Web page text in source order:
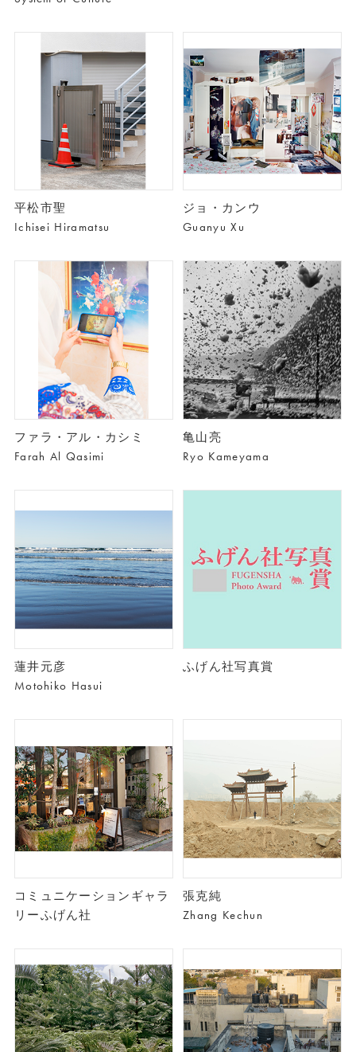
平松市聖
Ichisei Hiramatsu
ジョ・カンウ
Guanyu Xu
ファラ・アル・カシミ
Farah Al Qasimi
亀山亮
Ryo Kameyama
蓮井元彦
Motohiko Hasui
ふげん社写真賞
コミュニケーションギャラ
リーふげん社
張克純
Zhang Kechun